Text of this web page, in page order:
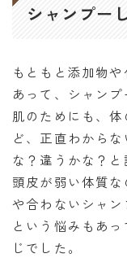
シャンプー
もともと添加物
あって、シャンプ
肌のためにも、
ど、正直わから
な？違うかな？
頭皮が弱い体質
や合わないシャン
という悩みもあ
じでした。